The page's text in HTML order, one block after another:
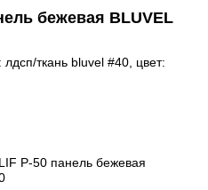
бежевая BLUVEL
ткань bluvel #40, цвет:
P-50 панель бежевая